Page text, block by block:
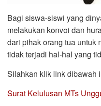
Bagi siswa-siswi yang
melakukan konvoi dan
dari pihak orang tua untuk
tidak terjadi hal-hal yang
Silahkan klik link dibawah
Surat Kelulusan MTs